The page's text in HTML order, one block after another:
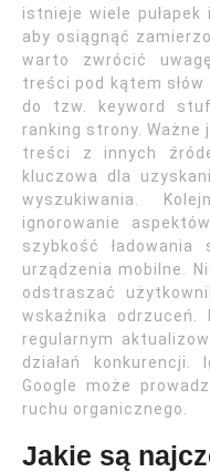
istnieje wiele pułapek
aby osiągnąć
warto zwrócić
treści pod kątem
do tzw. keyword
ranking strony. Ważne
treści z innych
kluczowa dla
wyszukiwania.
ignorowanie
szybkość
urządzenia mobilne.
odstraszać
wskaźnika
regularnym
działań konkurencji.
Google może
ruchu organicznego.
Jakie są